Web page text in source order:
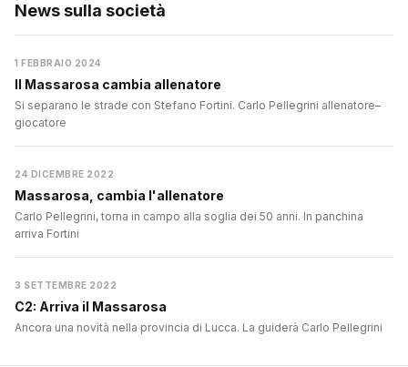
News sulla società
1 FEBBRAIO 2024
Il Massarosa cambia allenatore
Si separano le strade con Stefano Fortini. Carlo Pellegrini allenatore–
giocatore
24 DICEMBRE 2022
Massarosa, cambia l'allenatore
Carlo Pellegrini, torna in campo alla soglia dei 50 anni. In panchina
arriva Fortini
3 SETTEMBRE 2022
C2: Arriva il Massarosa
Ancora una novità nella provincia di Lucca. La guiderà Carlo Pellegrini